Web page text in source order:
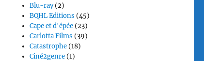
Blu-ray(2)
BQHL Editions (45)
Cape et d'épée (23)
Carlotta Films (39)
Catastrophe (18)
Ciné2genre (1)